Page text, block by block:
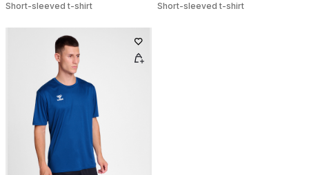
Short-sleeved t-shirt
Short-sleeved t-shirt